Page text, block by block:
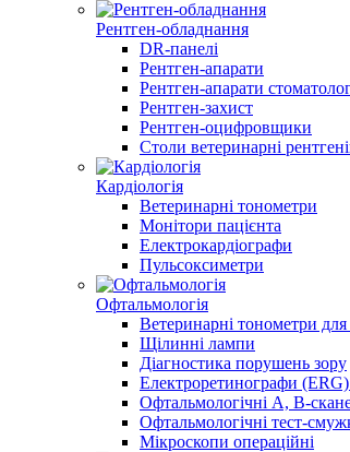
Рентген-обладнання
DR-панелі
Рентген-апарати
Рентген-апарати
Рентген-захист
Рентген-оцифровщики
Столи ветеринарні
Кардіологія
Ветеринарні тонометри
Монітори пацієнта
Електрокардіографи
Пульсоксиметри
Офтальмологія
Ветеринарні тонометри
Щілинні лампи
Діагностика порушень зору
Електроретинографи (ERG)
Офтальмологічні A, B-
Офтальмологічні тест-
Мікроскопи операційні